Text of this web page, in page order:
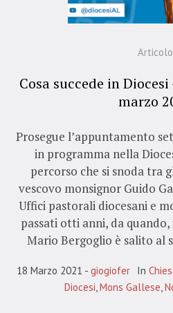
Articolo
Cosa succede in
marzo
Prosegue l’appuntamento
in programma nella
percorso che si snoda tra
vescovo monsignor Guido
Uffici pastorali diocesani e
passati otti anni, da quando,
Mario Bergoglio è salito al
18 Marzo 2021 giogiofer In
Diocesi Mons Gallese